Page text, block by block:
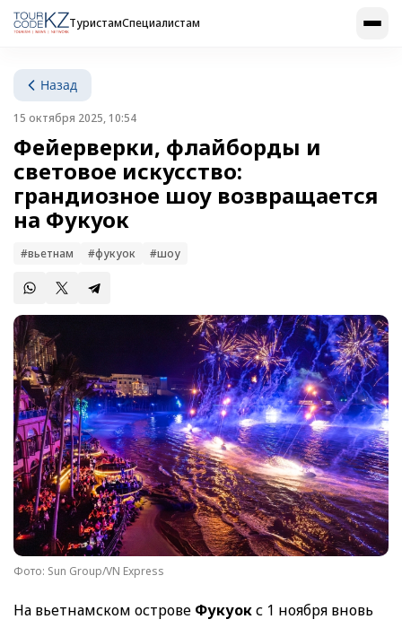
ТуристамСпециалистам
Назад
15 октября 2025, 10:54
Фейерверки, флайборды и
световое искусство:
грандиозное шоу возвращается
на Фукуок
#вьетнам #фукуок #шоу
Фото: Sun Group/VN Express
На вьетнамском острове Фукуокс 1 ноября вновь